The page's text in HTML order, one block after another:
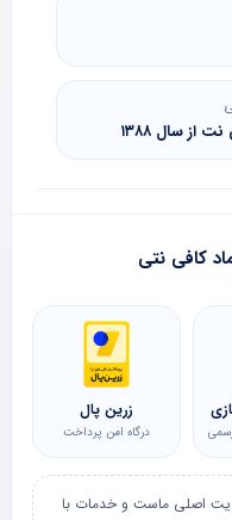
سال ۱۳۸۸
کافی نتی
زرین پال
درگاه امن پرداخت
اصلی ماست و خدمات با